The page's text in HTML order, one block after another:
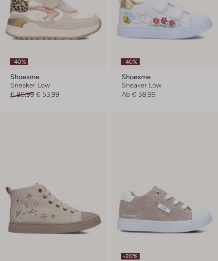
-40%
Shoesme
Sneaker Low
€ 89,99 € 53,99
-40%
Shoesme
Sneaker Low
Ab € 38,99
-20%